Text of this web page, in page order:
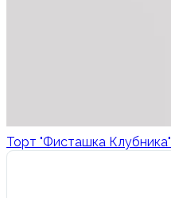
Торт "Фисташка Клубника"